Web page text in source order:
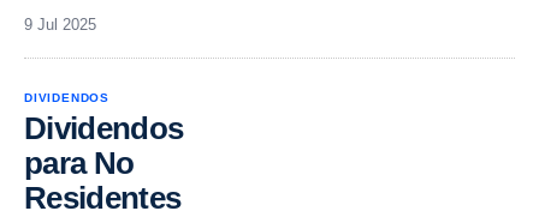
9 Jul 2025
DIVIDENDOS
Dividendos
para No
Residentes